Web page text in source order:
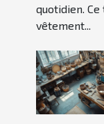
quotidien. Ce
vêtement...